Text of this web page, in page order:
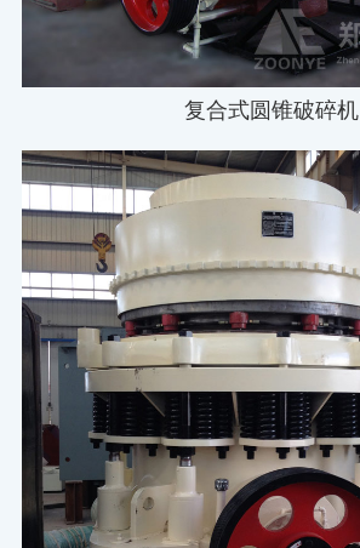
复合式圆锥破碎机